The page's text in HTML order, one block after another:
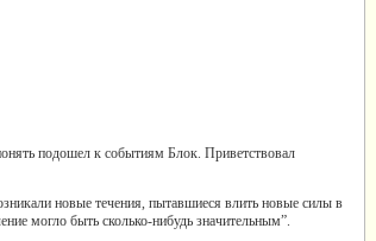
подошел к событиям Блок. Приветствовал
новые течения, пытавшиеся влить новые силы в
могло быть сколько-нибудь значительным”.